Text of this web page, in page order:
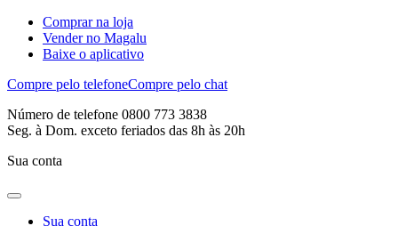
Comprar na loja
Vender no Magalu
Baixe o aplicativo
Compre pelo telefoneCompre pelo chat
Número de telefone 0800 773 3838
Seg. à Dom. exceto feriados das 8h às 20h
Sua conta
Sua conta